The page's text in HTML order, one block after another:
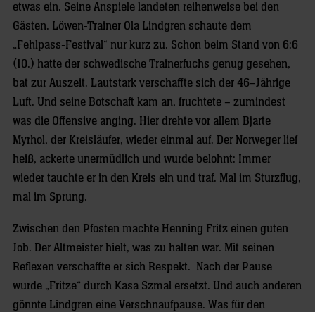
etwas ein. Seine Anspiele landeten reihenweise bei den
Gästen. Löwen-Trainer Ola Lindgren schaute dem
„Fehlpass-Festival“ nur kurz zu. Schon beim Stand von 6:6
(10.) hatte der schwedische Trainerfuchs genug gesehen,
bat zur Auszeit. Lautstark verschaffte sich der 46–Jährige
Luft. Und seine Botschaft kam an, fruchtete – zumindest
was die Offensive anging. Hier drehte vor allem Bjarte
Myrhol, der Kreisläufer, wieder einmal auf. Der Norweger lief
heiß, ackerte unermüdlich und wurde belohnt: Immer
wieder tauchte er in den Kreis ein und traf. Mal im Sturzflug,
mal im Sprung.
Zwischen den Pfosten machte Henning Fritz einen guten
Job. Der Altmeister hielt, was zu halten war. Mit seinen
Reflexen verschaffte er sich Respekt. Nach der Pause
wurde „Fritze“ durch Kasa Szmal ersetzt. Und auch anderen
gönnte Lindgren eine Verschnaufpause. Was für den